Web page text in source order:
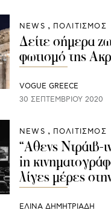
NEWS ΠΟΛΙΤΙΣΜΟΣ
Δείτε σήμερα
φωτισμό της
VOGUE GREECE
30 ΣΕΠΤΕΜΒΡΊΟΥ 2020
NEWS ΠΟΛΙΤΙΣΜΟΣ
“Αθενς Ντράιβ-
in
λίγες μέρες
ΕΛΙΝΑ ΔΗΜΗΤΡΙΑΔΗ